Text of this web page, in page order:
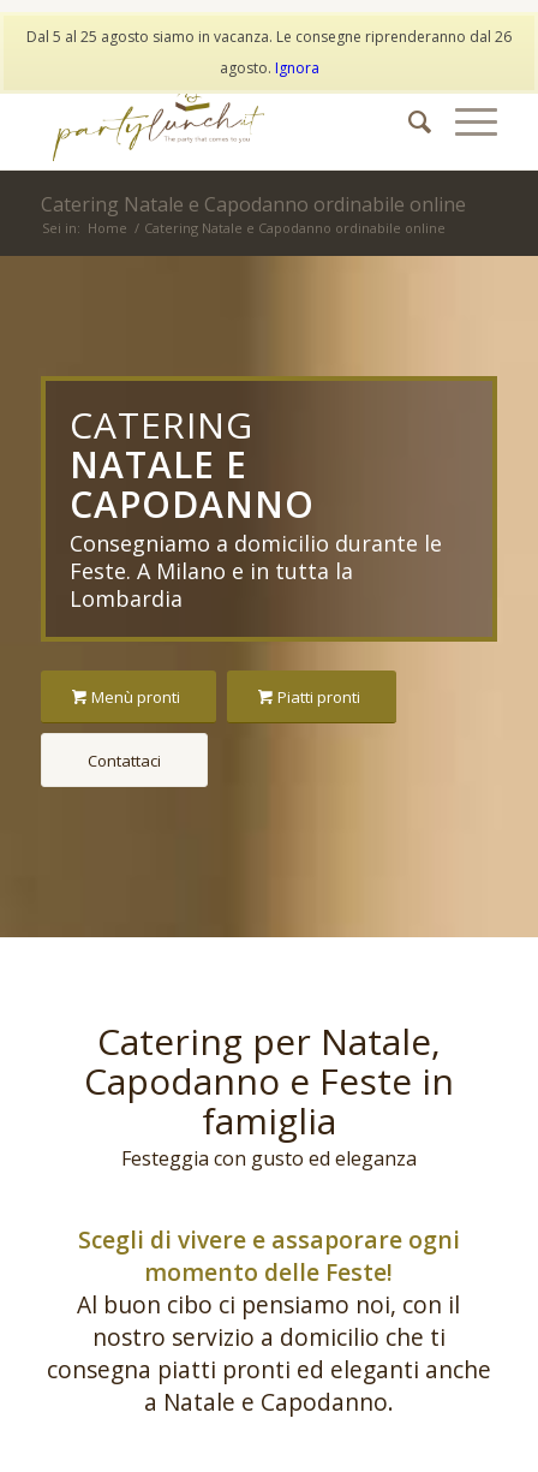
My Account
Wishlist
Catering Natale e Capodanno ordinabile online
Sei in: Home / Catering Natale e Capodanno ordinabile online
CATERING
NATALE E
CAPODANNO
Consegniamo a domicilio durante le
Feste. A Milano e in tutta la
Lombardia
Menù pronti Piatti pronti
Contattaci
Catering per Natale,
Capodanno e Feste in
famiglia
Festeggia con gusto ed eleganza
Scegli di vivere e assaporare ogni
momento delle Feste!
Al buon cibo ci pensiamo noi, con il
nostro servizio a domicilio che ti
consegna piatti pronti ed eleganti anche
a Natale e Capodanno.
Dal 5 al 25 agosto siamo in vacanza. Le consegne riprenderanno dal 26
agosto. Ignora